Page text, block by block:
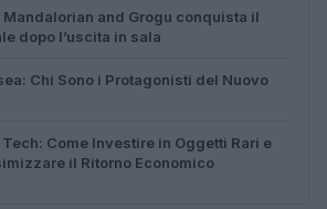
Mandalorian and Grogu conquista il
dopo l’uscita in sala
Chi Sono i Protagonisti del Nuovo
Come Investire in Oggetti Rari e
il Ritorno Economico